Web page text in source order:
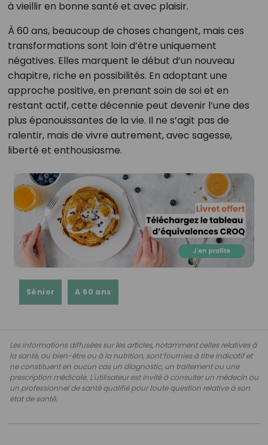
à vieillir en bonne santé et avec plaisir.
À 60 ans, beaucoup de choses changent, mais ces
transformations sont loin d’être uniquement
négatives. Elles marquent le début d’un nouveau
chapitre, riche en possibilités. En adoptant une
approche positive, en prenant soin de soi et en
restant actif, cette décennie peut devenir l’une des
plus épanouissantes de la vie. Il ne s’agit pas de
ralentir, mais de vivre autrement, avec sagesse,
liberté et enthousiasme.
Sénior A 60 ans
Les informations diffusées sur les articles, notamment celles relatives à
la santé, au bien-être ou à la nutrition, sont fournies à titre indicatif et
ne constituent en aucun cas un diagnostic, un traitement ou une
prescription médicale. L'utilisateur est invité à consulter un médecin ou
un professionnel de santé qualifié pour toute question relative à son
état de santé.